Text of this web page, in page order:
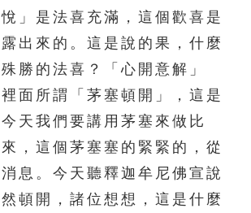
是法喜充滿，這個歡喜是
出來的。這是說的果，什麼
勝的法喜？「心開意解」
面所謂「茅塞頓開」，這是
天我們要講用茅塞來做比
，這個茅塞塞的緊緊的，從
息。今天聽釋迦牟尼佛宣說
頓開，諸位想想，這是什麼